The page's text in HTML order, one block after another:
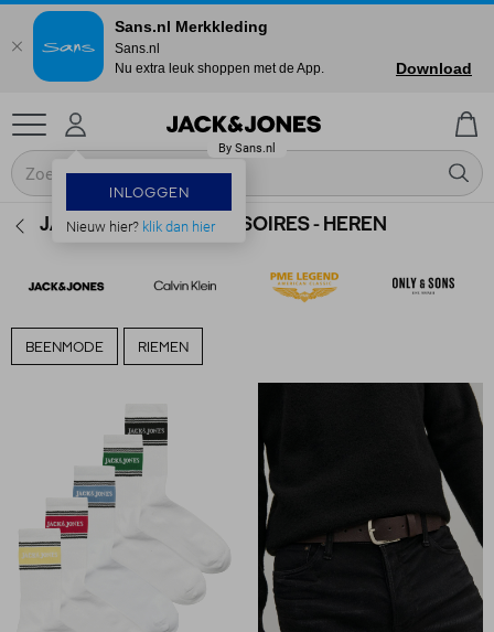
INLOGGEN
Nieuw hier? klik dan hier
JACK & JONES ACCESSOIRES - HEREN
BEENMODE RIEMEN
Sans.nl Merkkleding
Sans.nl
Nu extra leuk shoppen met de App.
Download